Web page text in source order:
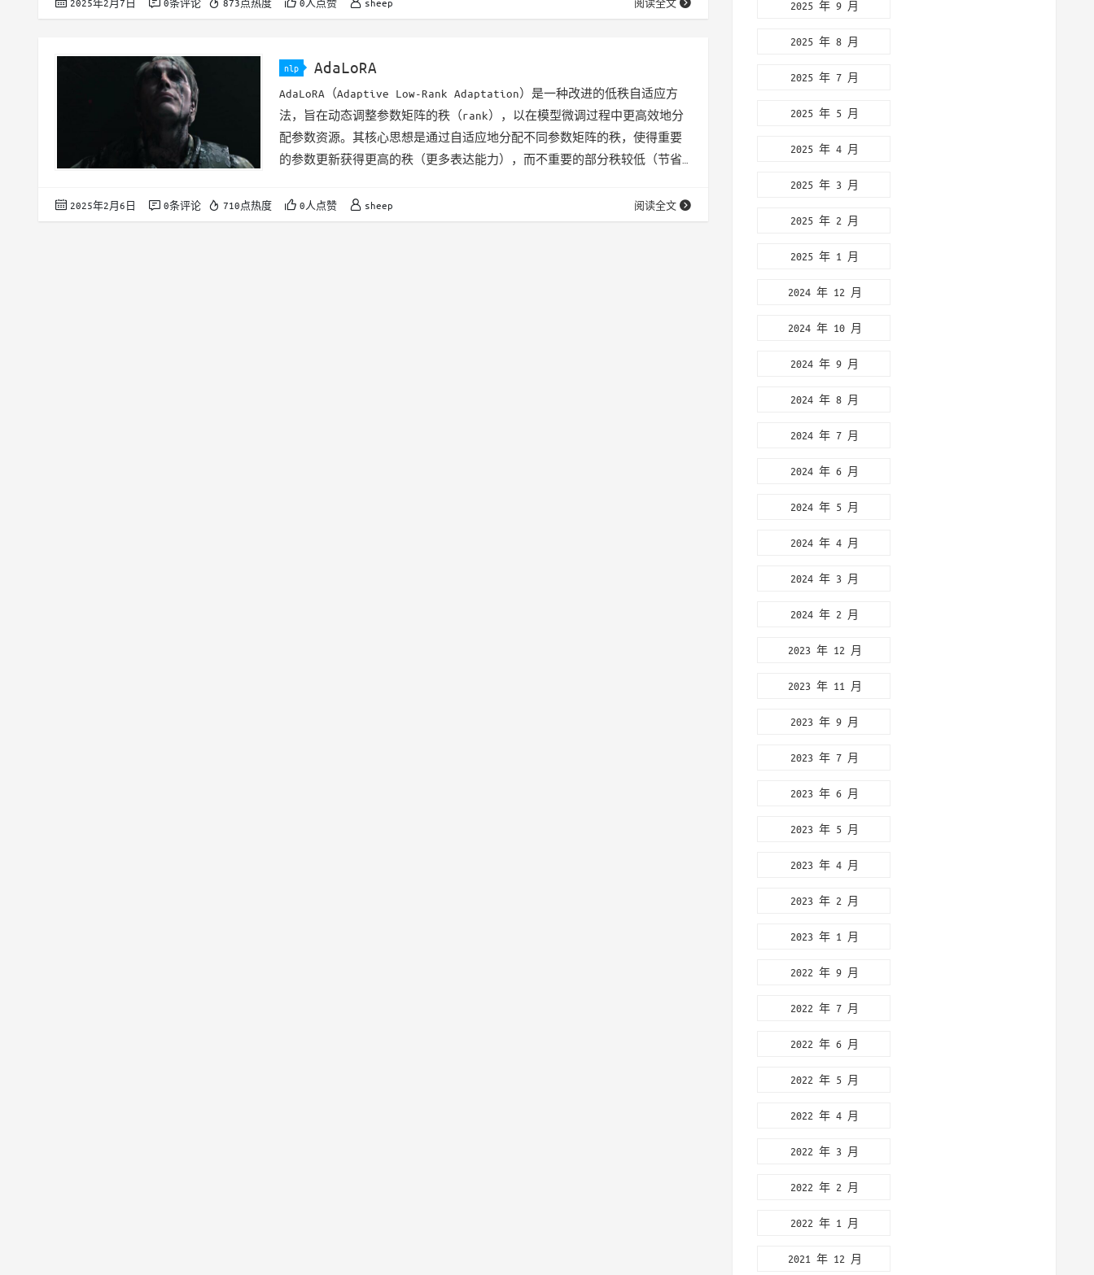
踪。 浅层理解：机械…
nlp AdaLoRA
AdaLoRA（Adaptive Low-Rank Adaptation）是一种改进的低秩自适应方
法，旨在动态调整参数矩阵的秩（rank），以在模型微调过程中更高效地分
配参数资源。其核心思想是通过自适应地分配不同参数矩阵的秩，使得重要
的参数更新获得更高的秩（更多表达能力），而不重要的部分秩较低（节省
AdaLoRA基于低秩分解（类似LoRA），将待更新的权重矩阵 W 分解为两个低
秩矩阵的乘积： W = W_0 + \Delta W = W_0 + …
2025年2月6日 0条评论 710点热度 0人点赞 sheep 阅读全文
2025 年 9 月
2025 年 8 月
2025 年 7 月
2025 年 5 月
2025 年 4 月
2025 年 3 月
2025 年 2 月
2025 年 1 月
2024 年 12 月
2024 年 10 月
2024 年 9 月
2024 年 8 月
2024 年 7 月
2024 年 6 月
2024 年 5 月
2024 年 4 月
2024 年 3 月
2024 年 2 月
2023 年 12 月
2023 年 11 月
2023 年 9 月
2023 年 7 月
2023 年 6 月
2023 年 5 月
2023 年 4 月
2023 年 2 月
2023 年 1 月
2022 年 9 月
2022 年 7 月
2022 年 6 月
2022 年 5 月
2022 年 4 月
2022 年 3 月
2022 年 2 月
2022 年 1 月
2021 年 12 月